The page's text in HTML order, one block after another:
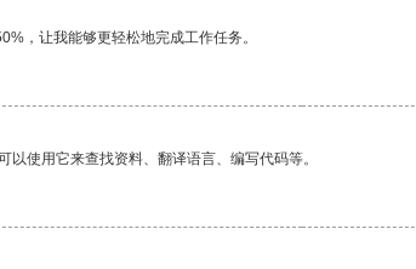
，让我能够更轻松地完成工作任务。
使用它来查找资料、翻译语言、编写代码等。